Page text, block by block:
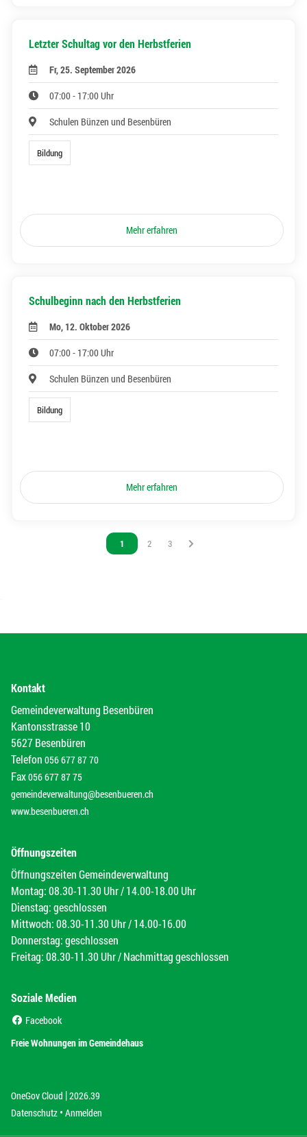
Letzter Schultag vor den Herbstferien
Fr, 25. September 2026
07:00 - 17:00 Uhr
Schulen Bünzen und Besenbüren
Bildung
Mehr erfahren
Schulbeginn nach den Herbstferien
Mo, 12. Oktober 2026
07:00 - 17:00 Uhr
Schulen Bünzen und Besenbüren
Bildung
Mehr erfahren
Vous êtes sur la page
1 Vous êtes sur la page
2 Vous êtes sur la page
3
Kontakt
Gemeindeverwaltung Besenbüren
Kantonsstrasse 10
5627 Besenbüren
Telefon 056 677 87 70
Fax056 677 87 75
gemeindeverwaltung@besenbueren.ch
www.besenbueren.ch
Öffnungszeiten
Öffnungszeiten Gemeindeverwaltung
Montag: 08.30-11.30 Uhr / 14.00-18.00 Uhr
Dienstag: geschlossen
Mittwoch: 08.30-11.30 Uhr / 14.00-16.00
Donnerstag: geschlossen
Freitag: 08.30-11.30 Uhr / Nachmittag geschlossen
Soziale Medien
Facebook
Freie Wohnungen im Gemeindehaus
OneGov Cloud (External Link)
|2026.39
Datenschutz (External Link)
Anmelden